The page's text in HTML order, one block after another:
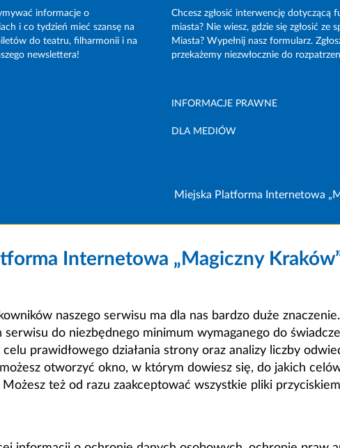
informacje o
i co tydzień mieć szansę na
do teatru, filharmonii i na
newslettera!
Chcesz zgłosić interwencję dotyczącą
miasta? Nie wiesz, gdzie się zgłosić ze
Miasta? Wypełnij nasz formularz.
przekażemy niezwłocznie do
INFORMACJE PRAWNE
DLA MEDIÓW
Miejska Platforma Internetowa
Internetowa „Magiczny
naszego serwisu ma dla nas bardzo duże
do niezbędnego minimum wymaganego do
prawidłowego działania strony oraz analizy liczby
możesz otworzyć okno, w którym dowiesz się, do jakich
też od razu zaakceptować wszystkie pliki